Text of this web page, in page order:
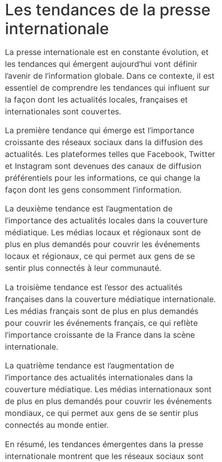
Les tendances de la presse
internationale
La presse internationale est en constante évolution, et
les tendances qui émergent aujourd’hui vont définir
l’avenir de l’information globale. Dans ce contexte, il est
essentiel de comprendre les tendances qui influent sur
la façon dont les actualités locales, françaises et
internationales sont couvertes.
La première tendance qui émerge est l’importance
croissante des réseaux sociaux dans la diffusion des
actualités. Les plateformes telles que Facebook, Twitter
et Instagram sont devenues des canaux de diffusion
préférentiels pour les informations, ce qui change la
façon dont les gens consomment l’information.
La deuxième tendance est l’augmentation de
l’importance des actualités locales dans la couverture
médiatique. Les médias locaux et régionaux sont de
plus en plus demandés pour couvrir les événements
locaux et régionaux, ce qui permet aux gens de se
sentir plus connectés à leur communauté.
La troisième tendance est l’essor des actualités
françaises dans la couverture médiatique internationale.
Les médias français sont de plus en plus demandés
pour couvrir les événements français, ce qui reflète
l’importance croissante de la France dans la scène
internationale.
La quatrième tendance est l’augmentation de
l’importance des actualités internationales dans la
couverture médiatique. Les médias internationaux sont
de plus en plus demandés pour couvrir les événements
mondiaux, ce qui permet aux gens de se sentir plus
connectés au monde entier.
En résumé, les tendances émergentes dans la presse
internationale montrent que les réseaux sociaux sont